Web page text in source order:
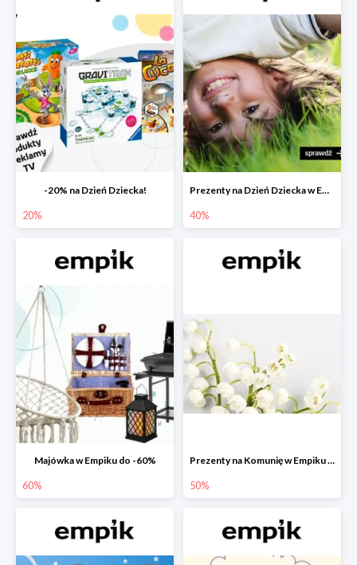
-20% na Dzień Dziecka!
20%
Prezenty na Dzień Dziecka w Empiku do -40%
40%
Majówka w Empiku do -60%
60%
Prezenty na Komunię w Empiku do -50%
50%